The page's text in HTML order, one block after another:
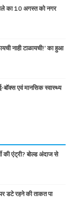
का 10 अगस्त को नगर
नाही टाळायची!' का हुआ
एवं मानसिक स्वास्थ्य
की एंट्री? बोल्ड अंदाज से
डटे रहने की ताकत पा